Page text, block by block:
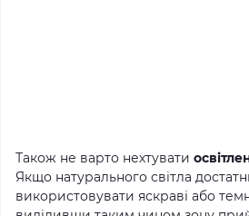
Також не варто нехтувати
Якщо натурального світла
використовувати яскраві або